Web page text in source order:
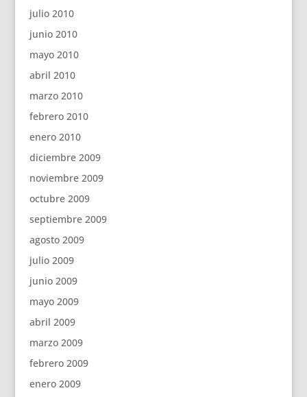
julio 2010
junio 2010
mayo 2010
abril 2010
marzo 2010
febrero 2010
enero 2010
diciembre 2009
noviembre 2009
octubre 2009
septiembre 2009
agosto 2009
julio 2009
junio 2009
mayo 2009
abril 2009
marzo 2009
febrero 2009
enero 2009